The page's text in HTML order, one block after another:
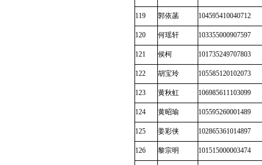
119 郭依菡 104595410040712
120 何瑶轩 103355000907597
121 侯柯 101735249707803
122 胡宝玲 105585120102073
123 黄秋虹 106985611103099
124 黄昭瑜 105595260001489
125 姜彩侠 102865361014897
126 黎宗明 101515000003474